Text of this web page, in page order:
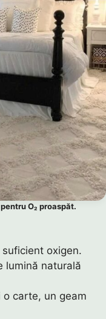
O₂ proaspăt.
oxigen.
lumină naturală
carte, un geam